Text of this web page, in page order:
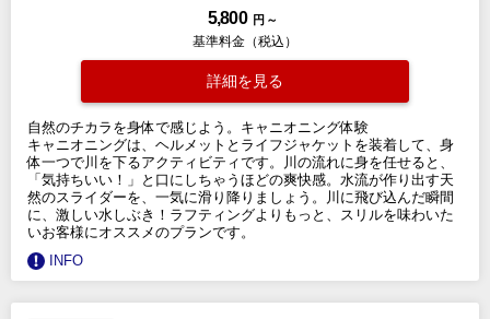
5,800 円 ～
基準料金（税込）
詳細を見る
自然のチカラを身体で感じよう。キャニオニング体験
キャニオニングは、ヘルメットとライフジャケットを装着して、身
体一つで川を下るアクティビティです。川の流れに身を任せると、
「気持ちいい！」と口にしちゃうほどの爽快感。水流が作り出す天
然のスライダーを、一気に滑り降りましょう。川に飛び込んだ瞬間
に、激しい水しぶき！ラフティングよりもっと、スリルを味わいた
いお客様にオススメのプランです。
INFO